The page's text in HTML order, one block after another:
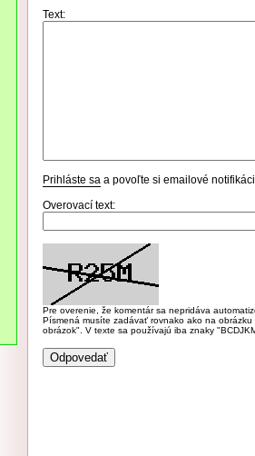
Text:
Prihláste sa a povoľte si emailové
Overovací text:
Pre overenie, že komentár sa nepridáva
Písmená musíte zadávať rovnako ako na
obrázok". V texte sa používajú iba znaky